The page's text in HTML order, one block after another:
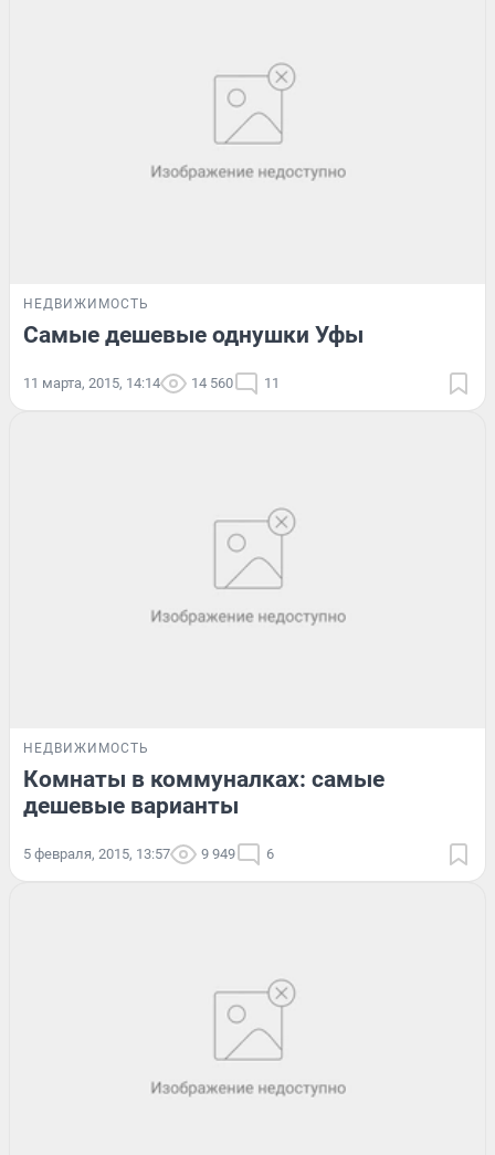
НЕДВИЖИМОСТЬ
Самые дешевые однушки Уфы
11 марта, 2015, 14:14 14 560 11
НЕДВИЖИМОСТЬ
Комнаты в коммуналках: самые
дешевые варианты
5 февраля, 2015, 13:57 9 949 6